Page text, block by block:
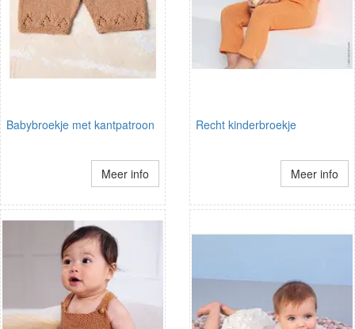
Babybroekje met kantpatroon
Meer info
Recht kinderbroekje
Meer info